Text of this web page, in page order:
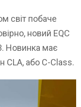
світ побаче
новий EQC
Новинка має
CLA, або C-Class.